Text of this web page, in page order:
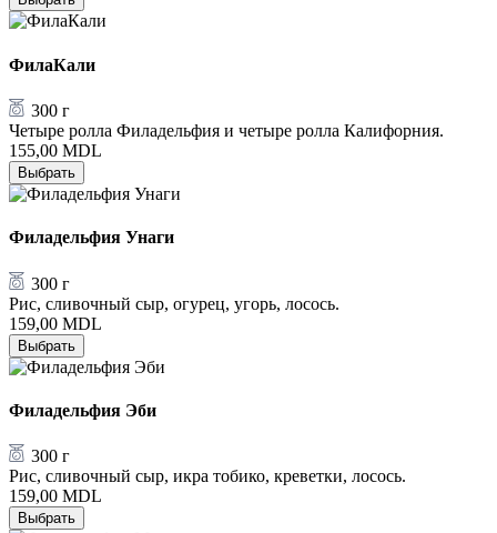
ФилаКали
300 г
Четыре ролла Филадельфия и четыре ролла Калифорния.
155,00 MDL
Выбрать
Филадельфия Унаги
300 г
Рис, сливочный сыр, огурец, угорь, лосось.
159,00 MDL
Выбрать
Филадельфия Эби
300 г
Рис, сливочный сыр, икра тобико, креветки, лосось.
159,00 MDL
Выбрать